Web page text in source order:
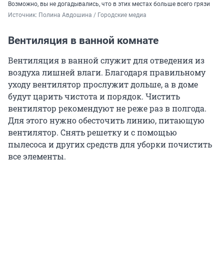
Возможно, вы не догадывались, что в этих местах больше всего грязи
Источник: Полина Авдошина / Городские медиа
Вентиляция в ванной комнате
Вентиляция в ванной служит для отведения из
воздуха лишней влаги. Благодаря правильному
уходу вентилятор прослужит дольше, а в доме
будут царить чистота и порядок. Чистить
вентилятор рекомендуют не реже раз в полгода.
Для этого нужно обесточить линию, питающую
вентилятор. Снять решетку и с помощью
пылесоса и других средств для уборки почистить
все элементы.